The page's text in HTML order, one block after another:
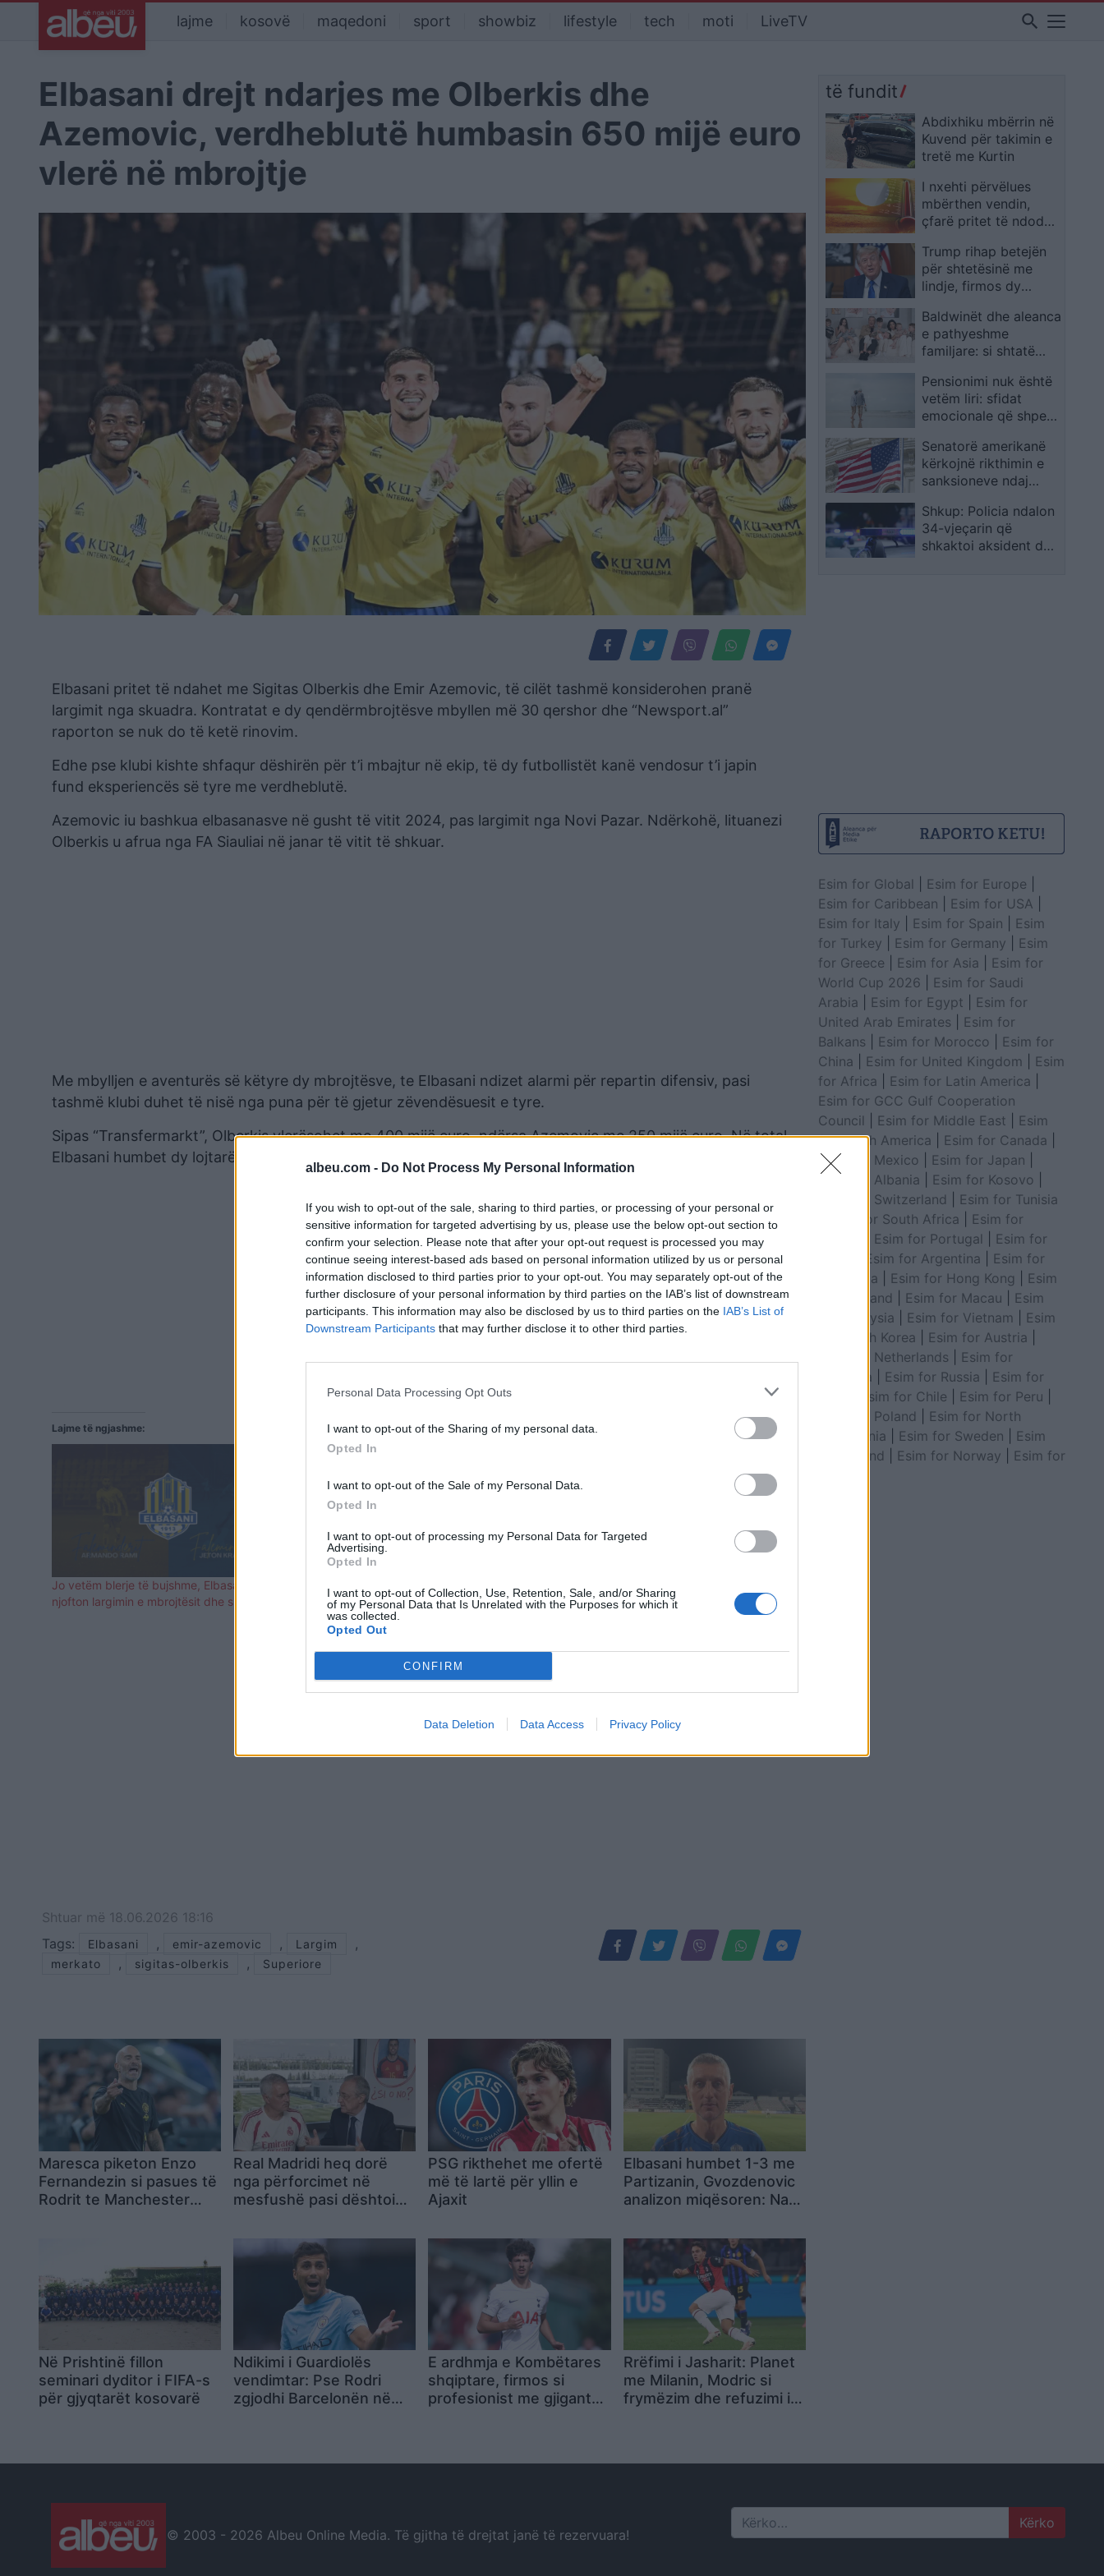
albeu.com - Do Not Process My Personal Information
If you wish to opt-out of the sale, sharing to third parties, or processing of your personal or
sensitive information for targeted advertising by us, please use the below opt-out section to
confirm your selection. Please note that after your opt-out request is processed you may
continue seeing interest-based ads based on personal information utilized by us or personal
information disclosed to third parties prior to your opt-out. You may separately opt-out of the
further disclosure of your personal information by third parties on the IAB’s list of downstream
participants. This information may also be disclosed by us to third parties on the IAB’s List of
Downstream Participants that may further disclose it to other third parties.
Personal Data Processing Opt Outs
I want to opt-out of the Sharing of my personal data.
Opted In
I want to opt-out of the Sale of my Personal Data.
Opted In
I want to opt-out of processing my Personal Data for Targeted
Advertising.
Opted In
I want to opt-out of Collection, Use, Retention, Sale, and/or Sharing
of my Personal Data that Is Unrelated with the Purposes for which it
was collected.
Opted Out
CONFIRM
Data Deletion Data Access Privacy Policy
lajme kosovë maqedoni sport showbiz lifestyle tech moti LiveTV search
Elbasani drejt ndarjes me Olberkis dhe
Azemovic, verdheblutë humbasin 650 mijë euro
vlerë në mbrojtje
Elbasani pritet të ndahet me Sigitas Olberkis dhe Emir Azemovic, të cilët tashmë konsiderohen pranë
largimit nga skuadra. Kontratat e dy qendërmbrojtësve mbyllen më 30 qershor dhe “Newsport.al”
raporton se nuk do të ketë rinovim.
Edhe pse klubi kishte shfaqur dëshirën për t’i mbajtur në ekip, të dy futbollistët kanë vendosur t’i japin
fund eksperiencës së tyre me verdheblutë.
Azemovic iu bashkua elbasanasve në gusht të vitit 2024, pas largimit nga Novi Pazar. Ndërkohë, lituanezi
Olberkis u afrua nga FA Siauliai në janar të vitit të shkuar.
Me mbylljen e aventurës së këtyre dy mbrojtësve, te Elbasani ndizet alarmi për repartin difensiv, pasi
tashmë klubi duhet të nisë nga puna për të gjetur zëvendësuesit e tyre.
Sipas “Transfermarkt”, Olberkis vlerësohet me 400 mijë euro, ndërsa Azemovic me 250 mijë euro. Në total,
Elbasani humbet dy lojtarë me vlerë të përbashkët 650 mijë euro.
Lajme të ngjashme:
Jo vetëm blerje të bujshme, Elbasani
njofton largimin e mbrojtësit dhe sulmuesit
ish-mesfushori i Kombëtares shqiptare
përshëndet klubin: Dy vite me shumë
kujtime…
Autokolona pafund me tifozë nga Elbasani
drejt “Air Albania”, gati për Egnatian
Shtuar më 18.06.2026 18:16
Tags:
Elbasani , emir-azemovic , Largim ,
merkato , sigitas-olberkis , Superiore
Maresca piketon Enzo
Fernandezin si pasues të
Rodrit te Manchester
Real Madridi heq dorë
nga përforcimet në
mesfushë pasi dështoi
PSG rikthehet me ofertë
më të lartë për yllin e
Ajaxit
Elbasani humbet 1-3 me
Partizanin, Gvozdenovic
analizon miqësoren: Na
por skuadra më kënaqi
në disa aspekte
Në Prishtinë fillon
seminari dyditor i FIFA-s
për gjyqtarët kosovarë
Ndikimi i Guardiolës
vendimtar: Pse Rodri
zgjodhi Barcelonën në
E ardhmja e Kombëtares
shqiptare, firmos si
profesionist me gjigantët
Rrëfimi i Jasharit: Planet
me Milanin, Modric si
frymëzim dhe refuzimi i
të fundit
Abdixhiku mbërrin në
Kuvend për takimin e
tretë me Kurtin
I nxehti përvëlues
mbërthen vendin,
çfarë pritet të ndodhë
ardhshme
Trump rihap betejën
për shtetësinë me
lindje, firmos dy
pavarësisht pengesës
në Gjykatën Supreme
Baldwinët dhe aleanca
e pathyeshme
familjare: si shtatë
spiranca në stuhinë
më të fortë
Pensionimi nuk është
vetëm liri: sfidat
emocionale që shpesh
Senatorë amerikanë
kërkojnë rikthimin e
sanksioneve ndaj
Republikës Sërpska
Shkup: Policia ndalon
34-vjeçarin që
shkaktoi aksident dhe
Esim for Global Esim for Europe
Esim for Caribbean
Esim for USA
Esim for Italy
Esim for Spain
Esim
for Turkey
Esim for Germany
Esim
for Greece
Esim for Asia
Esim for
World Cup 2026
Esim for Saudi
Arabia
Esim for Egypt
Esim for
United Arab Emirates
Esim for
Balkans
Esim for Morocco
Esim for
China
Esim for United Kingdom
Esim
for Africa
Esim for Latin America
Esim for GCC Gulf Cooperation
Council
Esim for Middle East
Esim
for South America
Esim for Canada
Esim for Mexico
Esim for Japan
Esim for Albania
Esim for Kosovo
Esim for Switzerland
Esim for Tunisia
Esim for South Africa
Esim for
Esim for Portugal
Esim for
Esim for Argentina
Esim for
Colombia
Esim for Hong Kong
Esim
for Thailand
Esim for Macau
Esim
for Malaysia
Esim for Vietnam
Esim
for South Korea
Esim for Austria
Esim for Netherlands
Esim for
Australia
Esim for Russia
Esim for
Esim for Chile Esim for Peru
Esim for Poland
Esim for North
Macedonia
Esim for Sweden
Esim
for Finland
Esim for Norway
Esim for
© 2003 - 2026 Albeu Online Media. Të gjitha të drejtat janë të rezervuara! Search